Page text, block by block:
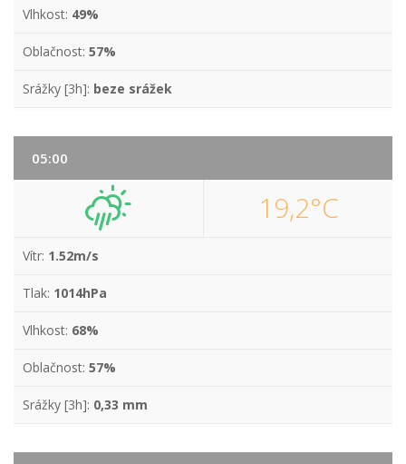
Vlhkost: 49%
Oblačnost: 57%
Srážky [3h]: beze srážek
05:00
19,2°C
Vítr: 1.52m/s
Tlak: 1014hPa
Vlhkost: 68%
Oblačnost: 57%
Srážky [3h]: 0,33 mm